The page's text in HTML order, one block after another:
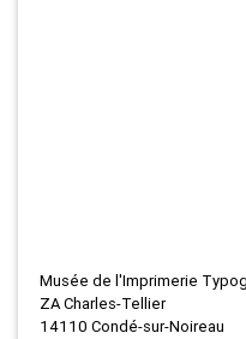
Musée de l'Imprimerie
ZA Charles-Tellier
14110 Condé-sur-Noireau